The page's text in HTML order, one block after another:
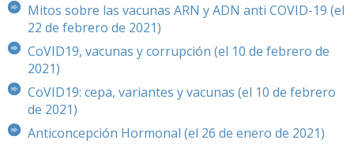
Mitos sobre las vacunas ARN y ADN anti COVID-19 (el
22 de febrero de 2021)
CoVID19, vacunas y corrupción (el 10 de febrero de
2021)
CoVID19: cepa, variantes y vacunas (el 10 de febrero
de 2021)
Anticoncepción Hormonal (el 26 de enero de 2021)